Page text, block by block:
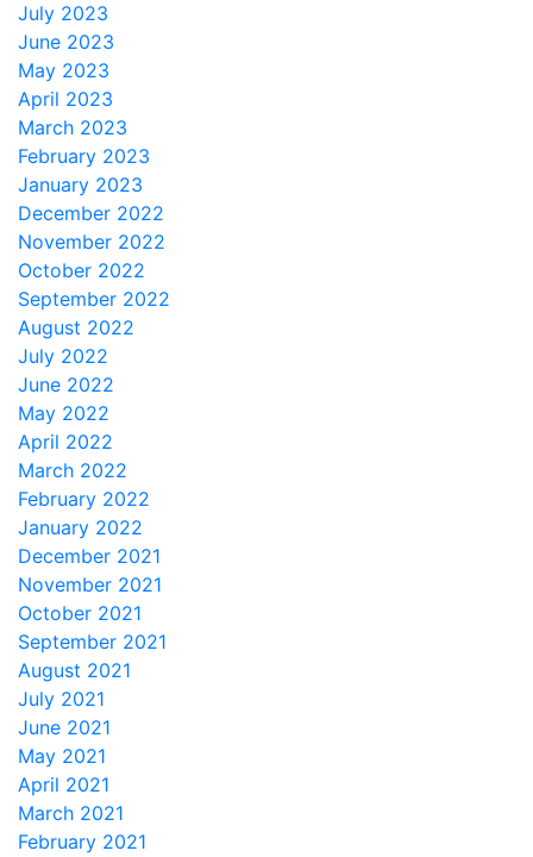
July 2023
June 2023
May 2023
April 2023
March 2023
February 2023
January 2023
December 2022
November 2022
October 2022
September 2022
August 2022
July 2022
June 2022
May 2022
April 2022
March 2022
February 2022
January 2022
December 2021
November 2021
October 2021
September 2021
August 2021
July 2021
June 2021
May 2021
April 2021
March 2021
February 2021